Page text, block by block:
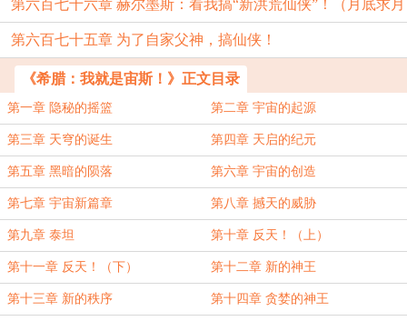
第六百七十六章 赫尔墨斯：看我搞“新洪荒仙侠”！（月底求月
票~）
第六百七十五章 为了自家父神，搞仙侠！
《希腊：我就是宙斯！》正文目录
第一章 隐秘的摇篮 第二章 宇宙的起源
第三章 天穹的诞生 第四章 天启的纪元
第五章 黑暗的陨落 第六章 宇宙的创造
第七章 宇宙新篇章 第八章 撼天的威胁
第九章 泰坦 第十章 反天！（上）
第十一章 反天！（下） 第十二章 新的神王
第十三章 新的秩序 第十四章 贪婪的神王